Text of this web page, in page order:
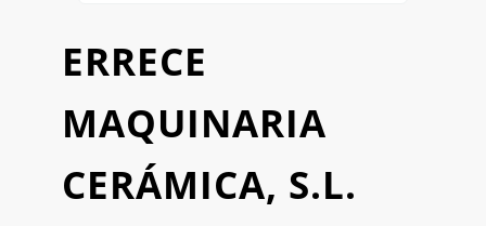
ERRECE
MAQUINARIA
CERÁMICA, S.L.